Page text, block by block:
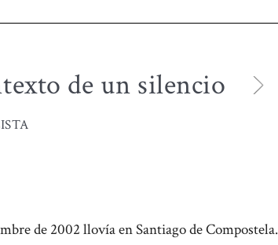
de un silencio
de 2002 llovía en Santiago de Compostela.